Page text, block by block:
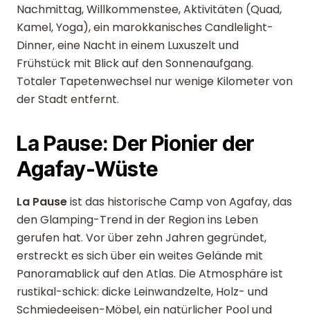
Nachmittag, Willkommenstee, Aktivitäten (Quad,
Kamel, Yoga), ein marokkanisches Candlelight-
Dinner, eine Nacht in einem Luxuszelt und
Frühstück mit Blick auf den Sonnenaufgang.
Totaler Tapetenwechsel nur wenige Kilometer von
der Stadt entfernt.
La Pause: Der Pionier der
Agafay-Wüste
La Pauseist das historische Camp von Agafay, das
den Glamping-Trend in der Region ins Leben
gerufen hat. Vor über zehn Jahren gegründet,
erstreckt es sich über ein weites Gelände mit
Panoramablick auf den Atlas. Die Atmosphäre ist
rustikal-schick: dicke Leinwandzelte, Holz- und
Schmiedeeisen-Möbel, ein natürlicher Pool und